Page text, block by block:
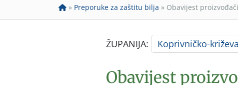
» Preporuke za zaštitu bilja » Obavijest
ŽUPANIJA: Koprivničko-
Obavijest